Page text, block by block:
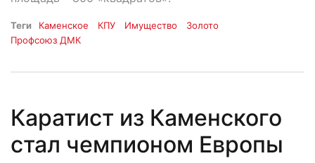
Теги Каменское КПУ Имущество
Золото
Профсоюз ДМК
Каратист из Каменского
стал чемпионом Европы